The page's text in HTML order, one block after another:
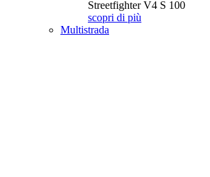
Streetfighter V4 S 100
scopri di più
Multistrada